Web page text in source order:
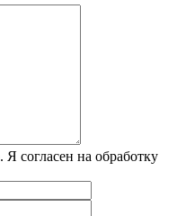
согласен на обработку